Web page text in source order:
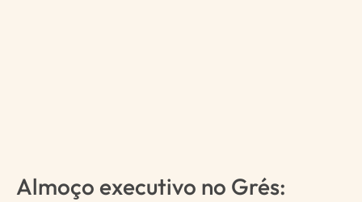
Almoço executivo no Grés: